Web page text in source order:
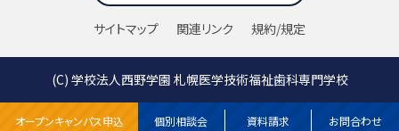
オープンキャンパス申込 個別相談会 資料請求 お問合わせ
サイトマップ 関連リンク 規約/規定
(C) 学校法人西野学園 札幌医学技術福祉歯科専門学校